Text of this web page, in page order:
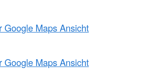
Google Maps Ansicht
Google Maps Ansicht